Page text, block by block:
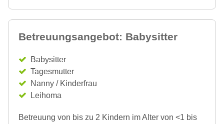
Betreuungsangebot: Babysitter
Babysitter
Tagesmutter
Nanny / Kinderfrau
Leihoma
Betreuung von bis zu 2 Kindern im Alter von <1 bis